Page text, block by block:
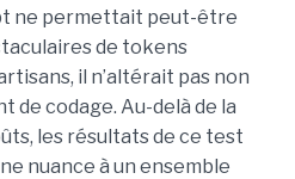
ne permettait peut-être
de tokens
il n’altérait pas non
de codage. Au-delà de la
les résultats de ce test
nuance à un ensemble